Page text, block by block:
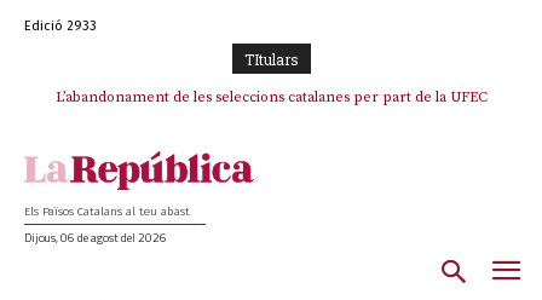
Edició 2933
TItulars
L’abandonament de les seleccions catalanes per part de la UFEC
TV3 perd el lideratge després de 23 mesos: Una deriva sense continguts i
Els Països Catalans al teu abast
Dijous, 06 de agost del 2026